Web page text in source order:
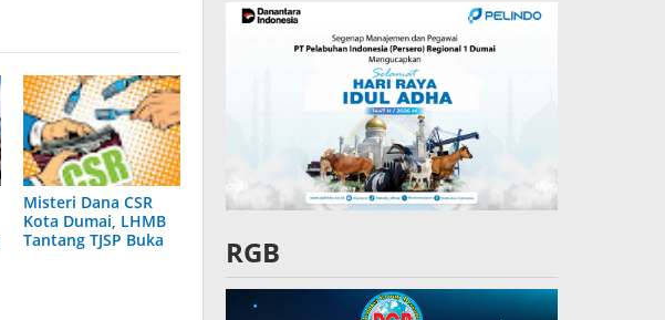
Misteri Dana CSR
Kota Dumai, LHMB
Tantang TJSP Buka
RGB